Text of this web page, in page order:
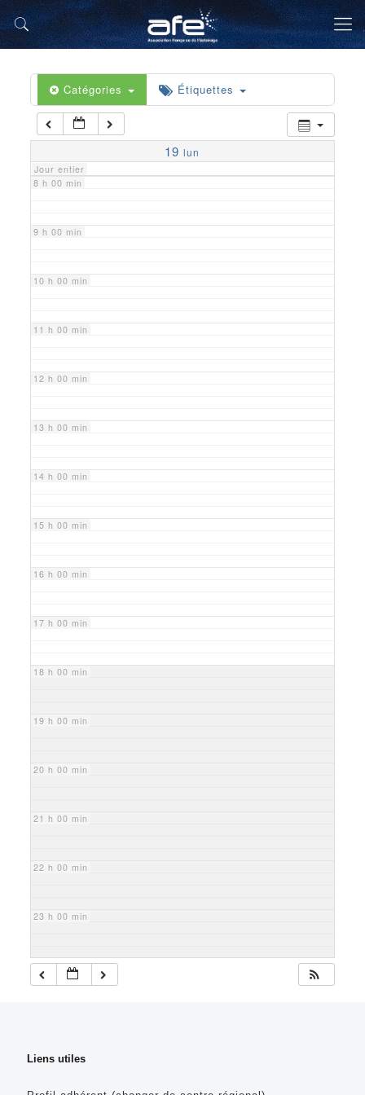
Catégories Étiquettes
19 lun
Jour entier
5 h 00 min
6 h 00 min
7 h 00 min
8 h 00 min
9 h 00 min
10 h 00 min
11 h 00 min
12 h 00 min
13 h 00 min
14 h 00 min
15 h 00 min
16 h 00 min
17 h 00 min
18 h 00 min
19 h 00 min
20 h 00 min
21 h 00 min
22 h 00 min
23 h 00 min
Liens utiles